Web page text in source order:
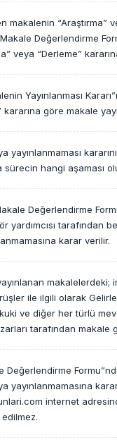
makalenin “Araştırma”
Değerlendirme
veya “Derleme”
Yayınlanması
kararına göre makale
yayınlanmaması
hangi aşaması
Değerlendirme
yardımcısı tarafından
karar verilir.
ile ilgili olarak
ve diğer her türlü
tarafından makale
Değerlendirme
yayınlanmamasına
internet